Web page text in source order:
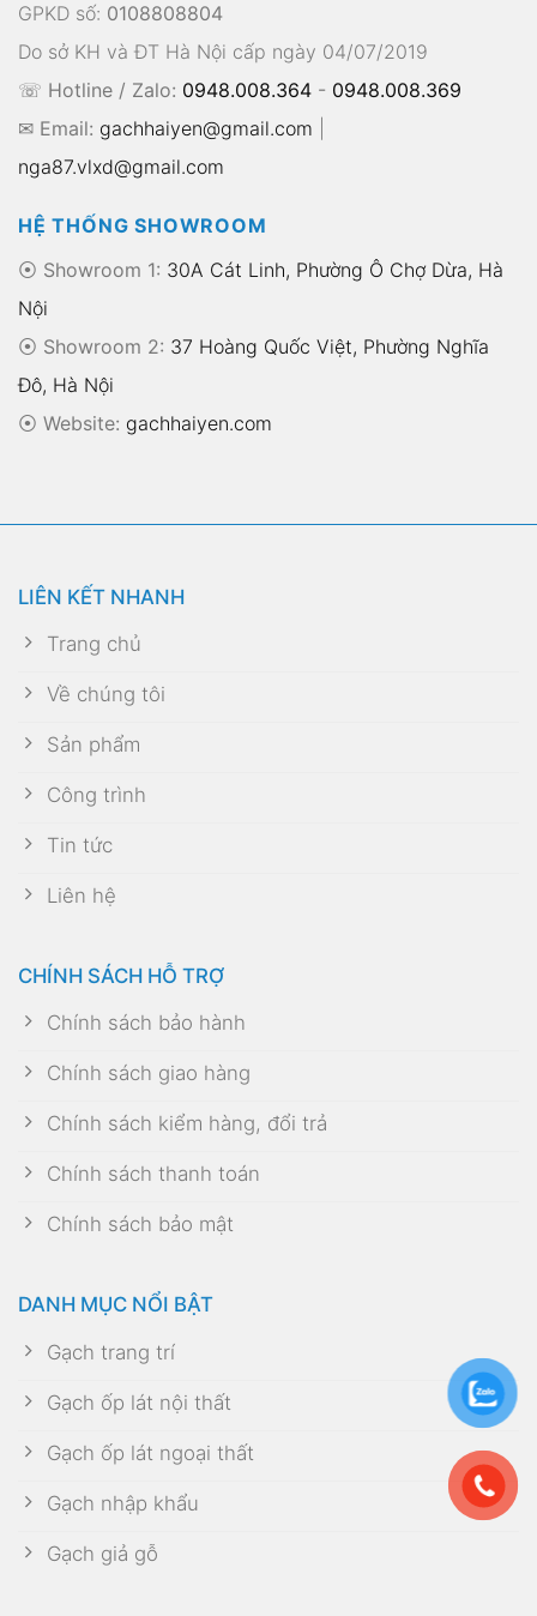
GPKD số: 0108808804
Do sở KH và ĐT Hà Nội cấp ngày 04/07/2019
☏ Hotline / Zalo: 0948.008.364 - 0948.008.369
✉ Email: gachhaiyen@gmail.com
nga87.vlxd@gmail.com
HỆ THỐNG SHOWROOM
⦿ Showroom 1: 30A Cát Linh, Phường Ô Chợ Dừa, Hà
Nội
⦿ Showroom 2: 37 Hoàng Quốc Việt, Phường Nghĩa
Đô, Hà Nội
⦿ Website: gachhaiyen.com
LIÊN KẾT NHANH
Trang chủ
Về chúng tôi
Sản phẩm
Công trình
Tin tức
Liên hệ
CHÍNH SÁCH HỖ TRỢ
Chính sách bảo hành
Chính sách giao hàng
Chính sách kiểm hàng, đổi trả
Chính sách thanh toán
Chính sách bảo mật
DANH MỤC NỔI BẬT
Gạch trang trí
Gạch ốp lát nội thất
Gạch ốp lát ngoại thất
Gạch nhập khẩu
Gạch giả gỗ